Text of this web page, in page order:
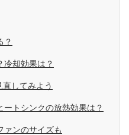
？
冷却効果は？
してみよう
トシンクの放熱効果は？
ァンのサイズも